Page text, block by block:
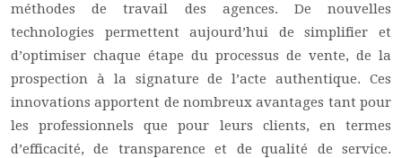
méthodes de travail des agences. De nouvelles
technologies permettent aujourd’hui de simplifier et
d’optimiser chaque étape du processus de vente, de la
prospection à la signature de l’acte authentique. Ces
innovations apportent de nombreux avantages tant pour
les professionnels que pour leurs clients, en termes
d’efficacité, de transparence et de qualité de service.